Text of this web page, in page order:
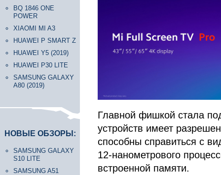
BQ 1846 ONE
POWER
XIAOMI MI A3
HUAWEI P SMART Z
HUAWEI Y5 (2019)
HUAWEI P30 LITE
SAMSUNG GALAXY
A80 (2019)
НОВЫЕ ОБЗОРЫ:
SAMSUNG GALAXY
S10 LITE
SAMSUNG A51
Главной фишкой стала
устройств имеет
способны справиться с
12-нанометрового
встроенной памяти.